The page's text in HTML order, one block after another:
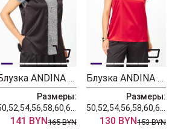
Блузка ANDINA CITY 5045-25
Размеры:
141 BYN165 BYN
Блузка ANDINA CITY 5044-25
Размеры:
130 BYN153 BYN